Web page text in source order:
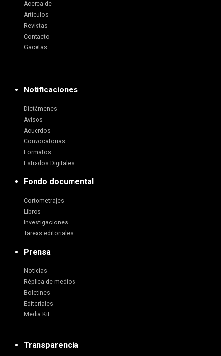
Acerca de
Artículos
Revistas
Contacto
Gacetas
Notificaciones
Dictámenes
Avisos
Acuerdos
Convocatorias
Formatos
Estrados Digitales
Fondo documental
Cortometrajes
Libros
Investigaciones
Tareas editoriales
Prensa
Noticias
Réplica de medios
Boletines
Editoriales
Media Kit
Transparencia